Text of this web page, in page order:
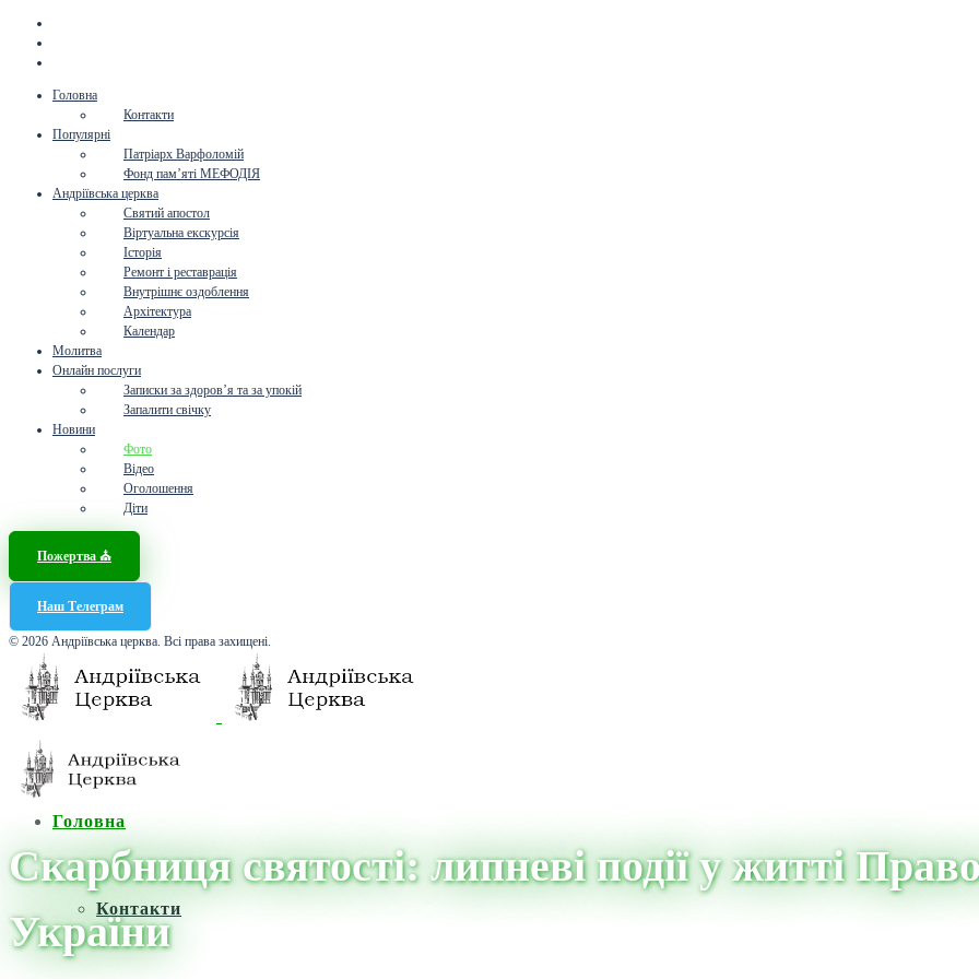
Головна
Контакти
Популярні
Патріарх Варфоломій
Фонд пам’яті МЕФОДІЯ
Андріївська церква
Святий апостол
Віртуальна екскурсія
Історія
Ремонт і реставрація
Внутрішнє оздоблення
Архітектура
Календар
Молитва
Онлайн послуги
Записки за здоров’я та за упокій
Запалити свічку
Новини
Фото
Відео
Оголошення
Діти
Пожертва ⛪️
Наш Телеграм
© 2026 Андріївська церква. Всі права захищені.
Головна
Контакти
Скарбниця святості: липневі події у житті
України